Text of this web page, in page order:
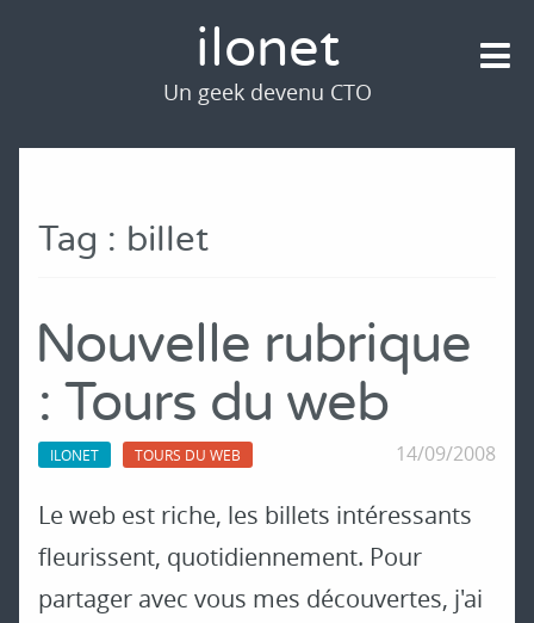
Tag : billet
Nouvelle rubrique
: Tours du web
ILONET TOURS DU WEB 14/09/2008
Le web est riche, les billets intéressants
fleurissent, quotidiennement. Pour
partager avec vous mes découvertes, j'ai
ilonet
Un geek devenu CTO